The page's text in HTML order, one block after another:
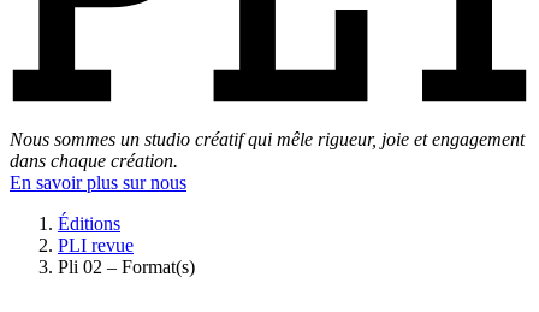
Nous sommes un studio créatif qui mêle rigueur, joie et engagement
dans chaque création.
En savoir plus sur nous
Éditions
PLI revue
Pli 02 – Format(s)